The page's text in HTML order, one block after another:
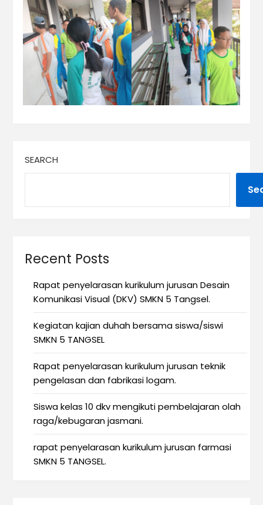
SEARCH
Recent Posts
Rapat penyelarasan kurikulum jurusan Desain
Komunikasi Visual (DKV) SMKN 5 Tangsel.
Kegiatan kajian duhah bersama siswa/siswi
SMKN 5 TANGSEL
Rapat penyelarasan kurikulum jurusan teknik
pengelasan dan fabrikasi logam.
Siswa kelas 10 dkv mengikuti pembelajaran olah
raga/kebugaran jasmani.
rapat penyelarasan kurikulum jurusan farmasi
SMKN 5 TANGSEL.